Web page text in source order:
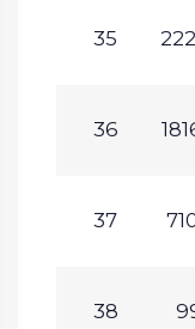
35
36
37
38